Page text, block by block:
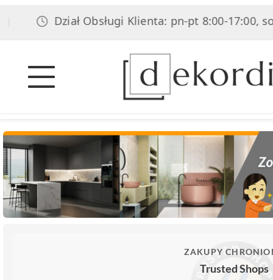
Dział Obsługi Klienta: pn-pt 8:00-17:00, sob
ZAKUPY
Trusted Shops